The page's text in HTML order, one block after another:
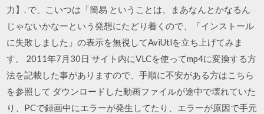
力】. で、こいつは「簡易 ということは、まあなんとかなるん
じゃないかなーという発想にたどり着くので、「インストール
に失敗しました」の表示を無視してAviUtlを立ち上げてみま
す。 2011年7月30日 サイト内にVLCを使ってmp4に変換する方
法を記載した事がありますので、手順に不安がある方はこちら
を参照して ダウンロードした動画ファイルが途中で壊れていた
り、PCで録画中にエラーが発生してたり、エラーが原因で手元